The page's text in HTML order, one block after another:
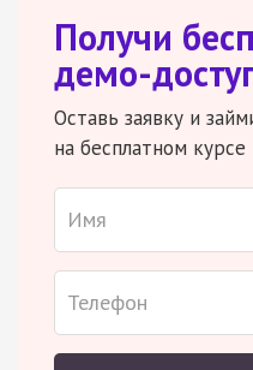
Получи
демо-
Оставь заявку и
на бесплатном